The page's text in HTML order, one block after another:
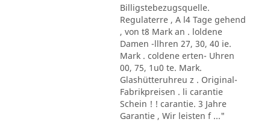
Billigstebezugsquelle.
Regulaterre , A l4 Tage gehend
, von t8 Mark an . loldene
Damen -llhren 27, 30, 40 ie.
Mark . coldene erten- Uhren
00, 75, 1u0 te. Mark.
Glashütteruhreu z . Original-
Fabrikpreisen . li carantie
Schein ! ! carantie. 3 Jahre
Garantie , Wir leisten f ..."